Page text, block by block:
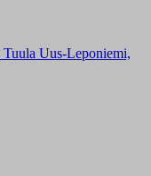
Uus-Leponiemi,